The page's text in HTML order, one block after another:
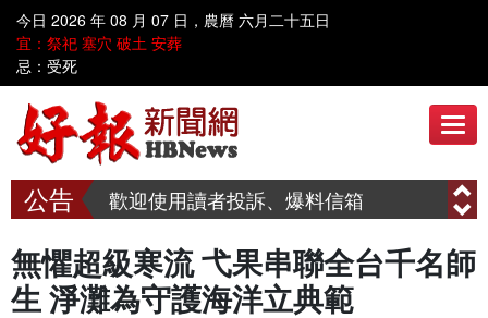
今日 2026 年 08 月 07 日，農曆 六月二十五日
宜：祭祀 塞穴 破土 安葬
忌：受死
歡迎使用讀者投訴、爆料信箱
呼叫善心人士~~ 漢明慈善會需要您共同關懷弱勢家庭、送愛到偏鄉
歡迎使用讀者投訴、爆料信箱
無懼超級寒流 弋果串聯全台千名師
生 淨灘為守護海洋立典範